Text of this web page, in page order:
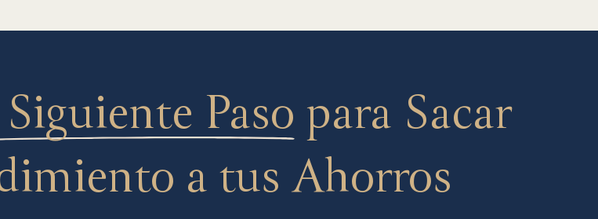
Paso para Sacar
a tus Ahorros